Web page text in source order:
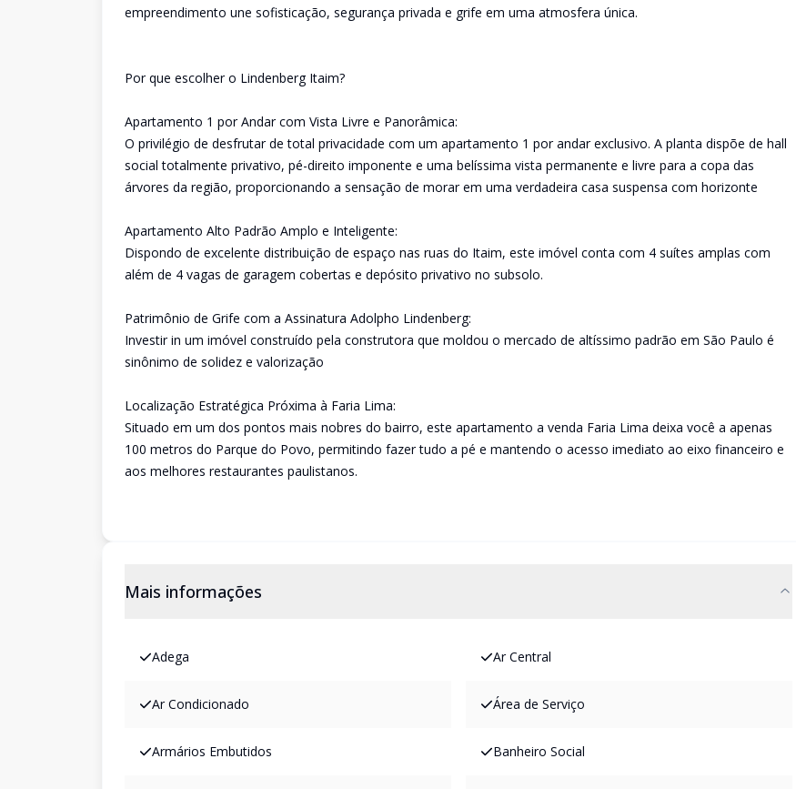
empreendimento une sofisticação, segurança privada e grife em uma atmosfera única.
Por que escolher o Lindenberg Itaim?
Apartamento 1 por Andar com Vista Livre e Panorâmica:
O privilégio de desfrutar de total privacidade com um apartamento 1 por andar exclusivo. A planta dispõe de hall
social totalmente privativo, pé-direito imponente e uma belíssima vista permanente e livre para a copa das
árvores da região, proporcionando a sensação de morar em uma verdadeira casa suspensa com horizonte
Apartamento Alto Padrão Amplo e Inteligente:
Dispondo de excelente distribuição de espaço nas ruas do Itaim, este imóvel conta com 4 suítes amplas com
além de 4 vagas de garagem cobertas e depósito privativo no subsolo.
Patrimônio de Grife com a Assinatura Adolpho Lindenberg:
Investir in um imóvel construído pela construtora que moldou o mercado de altíssimo padrão em São Paulo é
sinônimo de solidez e valorização
Localização Estratégica Próxima à Faria Lima:
Situado em um dos pontos mais nobres do bairro, este apartamento a venda Faria Lima deixa você a apenas
100 metros do Parque do Povo, permitindo fazer tudo a pé e mantendo o acesso imediato ao eixo financeiro e
aos melhores restaurantes paulistanos.
Mais informações
Adega Ar Central
Ar Condicionado Área de Serviço
Armários Embutidos Banheiro Social